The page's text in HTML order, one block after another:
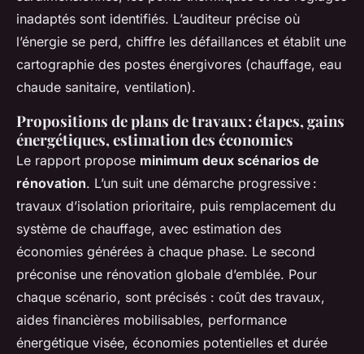
inadaptés sont identifiés. L’auditeur précise où
l’énergie se perd, chiffre les défaillances et établit une
cartographie des postes énergivores (chauffage, eau
chaude sanitaire, ventilation).
Propositions de plans de travaux : étapes, gains
énergétiques, estimation des économies
Le rapport propose minimum deux scénarios de
rénovation. L’un suit une démarche progressive :
travaux d’isolation prioritaire, puis remplacement du
système de chauffage, avec estimation des
économies générées à chaque phase. Le second
préconise une rénovation globale d’emblée. Pour
chaque scénario, sont précisés : coût des travaux,
aides financières mobilisables, performance
énergétique visée, économies potentielles et durée